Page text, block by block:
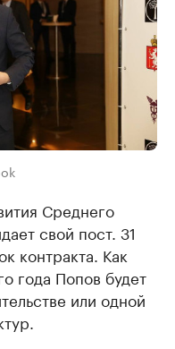
Среднего
свой пост. 31
контракта. Как
года Попов будет
или одной